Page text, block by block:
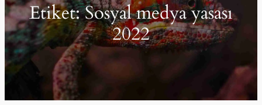
Etiket:Sosyal medya yasası
2022